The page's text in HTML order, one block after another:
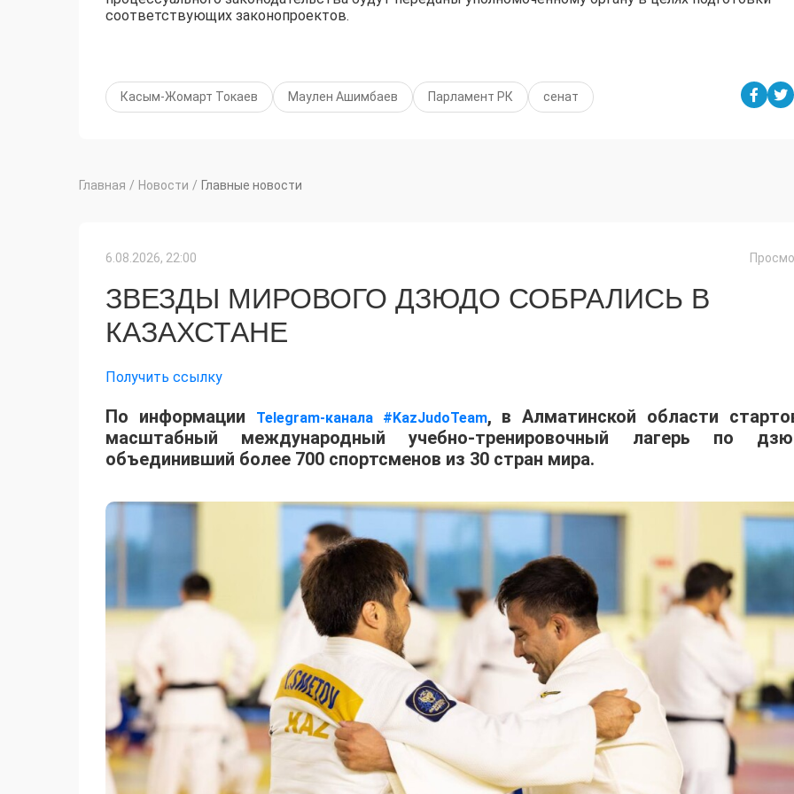
соответствующих законопроектов.
Касым-Жомарт Токаев Маулен Ашимбаев Парламент РК сенат
Главная / Новости / Главные новости
6.08.2026, 22:00
ЗВЕЗДЫ МИРОВОГО ДЗЮДО СОБРАЛИСЬ В
КАЗАХСТАНЕ
Получить ссылку
По информации Telegram-канала #KazJudoTeam, в Алматинской области
масштабный международный учебно-тренировочный лагерь по
объединивший более 700 спортсменов из 30 стран мира.